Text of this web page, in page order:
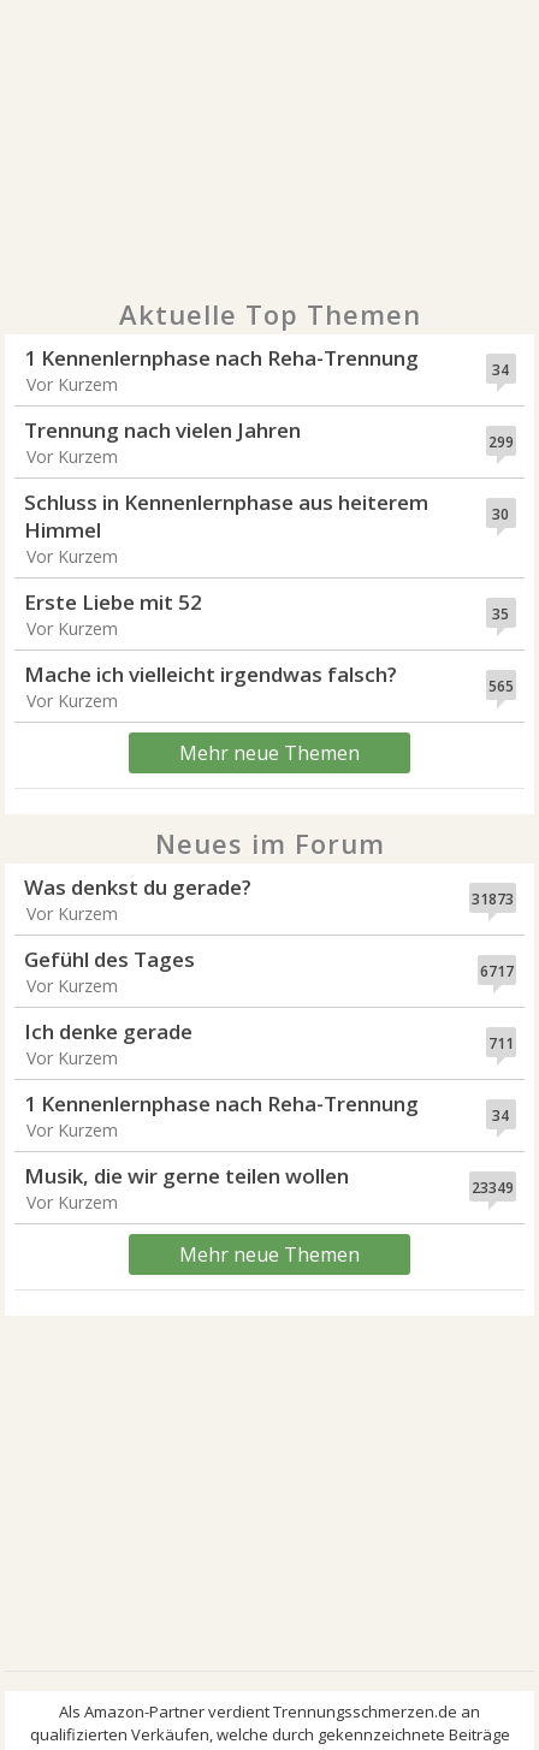
Aktuelle Top Themen
34
1 Kennenlernphase nach Reha-Trennung
Vor Kurzem
299
Trennung nach vielen Jahren
Vor Kurzem
30
Schluss in Kennenlernphase aus heiterem
Himmel
Vor Kurzem
35
Erste Liebe mit 52
Vor Kurzem
565
Mache ich vielleicht irgendwas falsch?
Vor Kurzem
Mehr neue Themen
Neues im Forum
31873
Was denkst du gerade?
Vor Kurzem
6717
Gefühl des Tages
Vor Kurzem
711
Ich denke gerade
Vor Kurzem
34
1 Kennenlernphase nach Reha-Trennung
Vor Kurzem
23349
Musik, die wir gerne teilen wollen
Vor Kurzem
Mehr neue Themen